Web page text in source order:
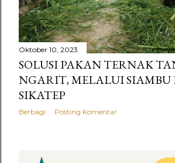
Oktober 10, 2023
SOLUSI PAKAN TERNAK
NGARIT, MELALUI SIAMBU
SIKATEP
Berbagi Posting Komentar